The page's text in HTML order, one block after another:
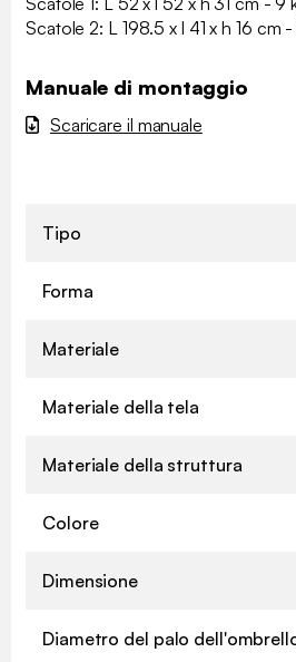
Scatole 2: L 198.5 x l 41 x h 16 cm
Manuale di montaggio
Scaricare il manuale
Tipo
Forma
Materiale
Materiale della tela
Materiale della struttura
Colore
Dimensione
Diametro del palo